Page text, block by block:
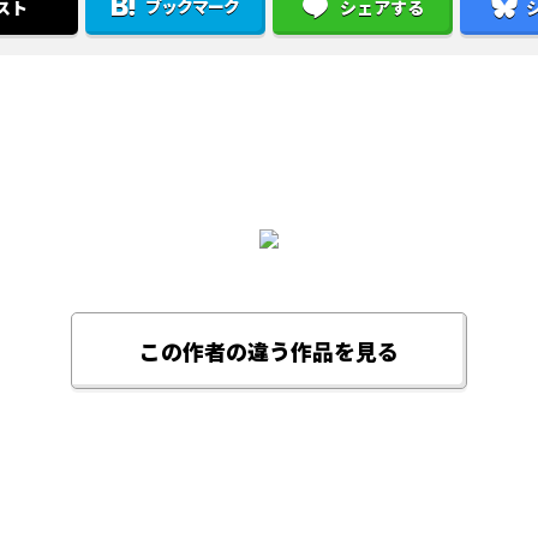
ト ブックマーク シェアする
この作者の違う作品を見る